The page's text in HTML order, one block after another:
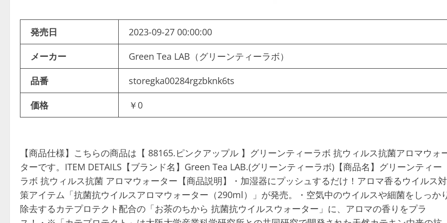
発売日 2023-09-27 00:00:00
メーカー Green Tea LAB（グリーンティーラボ）
品番 storegka00284rgzbknk6ts
価格 ￥0
【商品仕様】こちらの商品は【 88165.ピンクアップル 】グリーンティーラボ 抗ウィルス抗菌アロマウォ
ターです。ITEM DETAILS【ブランド名】Green Tea LAB.(グリーンティーラボ)【商品名】グリーンティー
ラボ 抗ウィルス抗菌 アロマウォーター【商品説明】・加湿器にプッシュするだけ！アロマ香るウイルス対
策アイテム「抗菌抗ウイルスアロマウォーター（290ml）」が発売。・空気中のウイルスや細菌をしっか
除去するカテプロテクト配合の「お茶のちから 抗菌抗ウイルスウォーター」に、アロマの香りをプラ